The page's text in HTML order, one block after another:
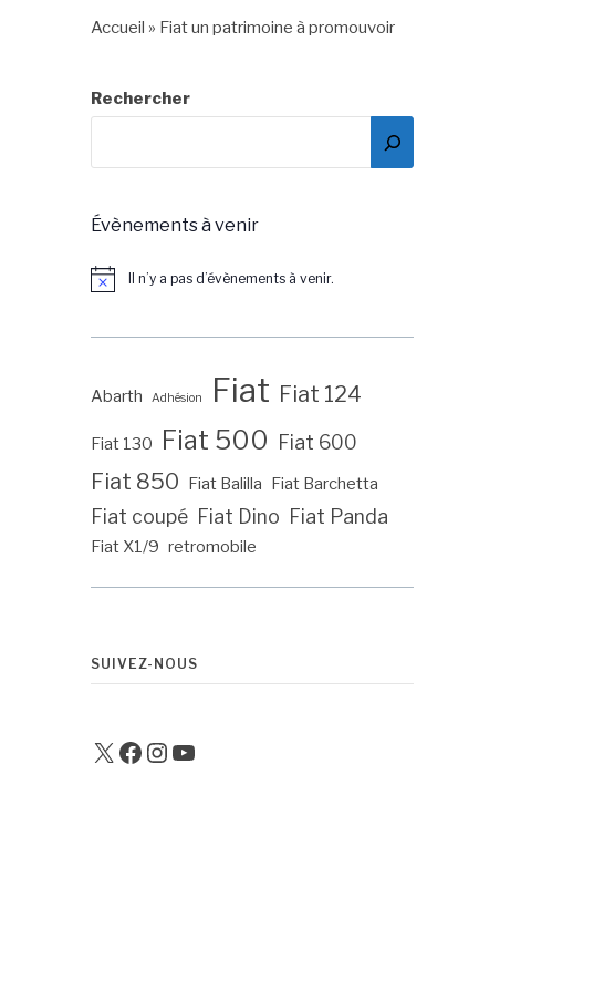
Accueil » Fiat un patrimoine à promouvoir
Rechercher
Évènements à venir
Notice Il n’y a pas d’évènements à venir.
Abarth Adhésion Fiat Fiat 124
Fiat 130 Fiat 500 Fiat 600
Fiat 850 Fiat Balilla Fiat Barchetta
Fiat coupé Fiat Dino Fiat Panda
Fiat X1/9 retromobile
SUIVEZ-NOUS
X Facebook
Instagram